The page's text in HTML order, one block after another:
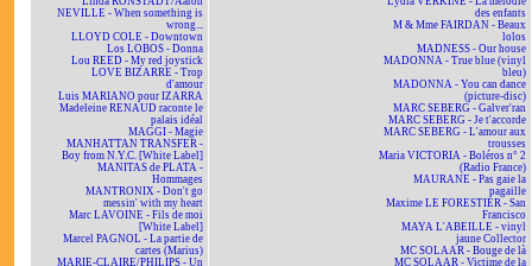
NEVILLE - When something is
wrong...
LLOYD COLE - Downtown
Los LOBOS - Donna
Lou REED - My red joystick
LOVE BIZARRE - Trop
d'amour
Luis MARIANO pour IZARRA
Madeleine RENAUD raconte le
palais idéal
MAGGI - Magie
MANHATTAN TRANSFER -
Boy from N.Y.C. [White Label]
MANITAS de PLATA -
Hommages
MANTRONIX - Don't go
messin' with my heart
Marc LAVOINE - Fils de moi
[White Label]
Marcel PAGNOL - La partie de
cartes (Marius)
MARIE-CLAIRE/PHILIPS - Un
des enfants
M & Mme FAIRDAN - Beaux
lolos
MADNESS - Our house
MADONNA - True blue (vinyl
bleu)
MADONNA - You can dance
(picture-disc)
MARC SEBERG - Galver'ran
MARC SEBERG - Je t'accorde
MARC SEBERG - L'amour aux
trousses
Maria VICTORIA - Boléros n° 2
(Radio France)
MAURANE - Pas gaie la
pagaille
Maxime LE FORESTIER - San
Francisco
MAYA L'ABEILLE - vinyl
jaune Collector
MC SOLAAR - Bouge de là
MC SOLAAR - Victime de la